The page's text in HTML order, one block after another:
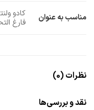
مناسب به عنوان
کادو
فارغ
نظرات (0)
نقد و بررسی‌ها